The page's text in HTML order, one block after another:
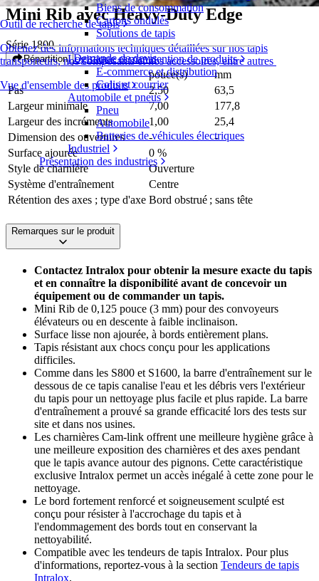
Outil de recherche de tapis
Obtenez des informations techniques détaillées sur nos tapis
transporteurs, nos composants et nos accessoires, entre autres
Vue d'ensemble des produits
Biens de consommation
Cartons ondulés
Solutions de tapis
Logistique et manutention de produits
E-commerce et distribution
Colis et courrier
Automobile et pneus
Pneu
Automobile
Batteries de véhicules électriques
Industriel
Présentation des industries
Mini Rib avec Heavy-Duty Edge
Série 1800
Répartition Demande de devis
pouce(s)
mm
Pas
2,50
63,5
Largeur minimale
7,00
177,8
Largeur des incréments
1,00
25,4
Dimension des ouvertures
-
-
Surface ajourée
0 %
Style de charnière
Ouverture
Système d'entraînement
Centre
Rétention des axes ; type d'axe Bord obstrué ; sans tête
Remarques sur le produit
Contactez Intralox pour obtenir la mesure exacte du tapis
et en connaître la disponibilité avant de concevoir un
équipement ou de commander un tapis.
Mini Rib de 0,125 pouce (3 mm) pour des convoyeurs
élévateurs ou en descente à faible inclinaison.
Surface lisse non ajourée, à bords entièrement plans.
Tapis résistant aux chocs conçu pour les applications
difficiles.
Comme dans les S800 et S1600, la barre d'entraînement sur le
dessous de ce tapis canalise l'eau et les débris vers l'extérieur
du tapis pour un nettoyage plus facile et plus rapide. La barre
d'entraînement a prouvé sa grande efficacité lors des tests sur
site et dans nos usines.
Les charnières Cam-link offrent une meilleure hygiène grâce à
une meilleure exposition des charnières et des axes pendant
que le tapis avance autour des pignons. Cette caractéristique
exclusive Intralox permet un accès inégalé à cette zone pour le
nettoyage.
Le bord fortement renforcé et soigneusement sculpté est
conçu pour résister à l'accrochage du tapis et à
l'endommagement des bords tout en conservant la
nettoyabilité.
Compatible avec les tendeurs de tapis Intralox. Pour plus
d'informations, reportez-vous à la section Tendeurs de tapis
Intralox.